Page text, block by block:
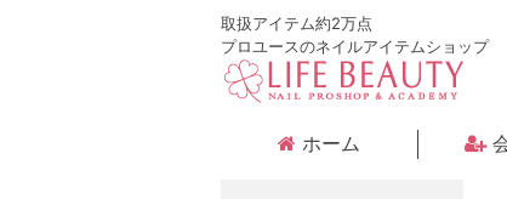
取扱アイテム約2万点
プロユースのネイルアイテムショップ
ホーム